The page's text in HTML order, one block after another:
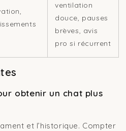
ventilation
douce, pauses
brèves, avis
pro si récurrent
obtenir un chat plus
et l’historique. Compter